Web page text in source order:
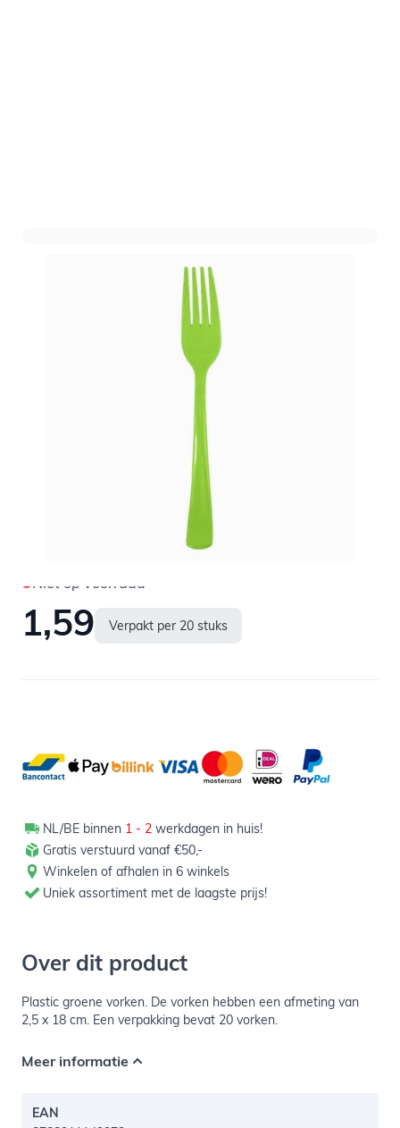
Plastic Vorken Groen (20st)
Informeer mij wanneer dit product op voorraad is
Niet op voorraad
1,59 Verpakt per 20 stuks
NL/BE binnen 1 - 2 werkdagen in huis!
Gratis verstuurd vanaf €50,-
Winkelen of afhalen in 6 winkels
Uniek assortiment met de laagste prijs!
Over dit product
Plastic groene vorken. De vorken hebben een afmeting van
2,5 x 18 cm. Een verpakking bevat 20 vorken.
Meer informatie
EAN